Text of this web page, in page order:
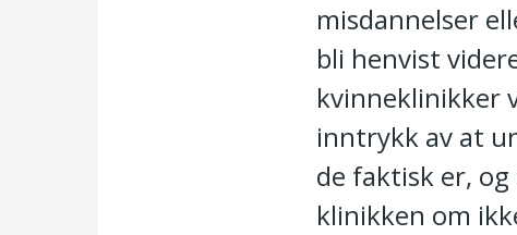
misdannelser
bli henvist
kvinneklinikker
inntrykk av at
de faktisk er,
klinikken om